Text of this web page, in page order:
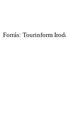
Forrás: Tourinform